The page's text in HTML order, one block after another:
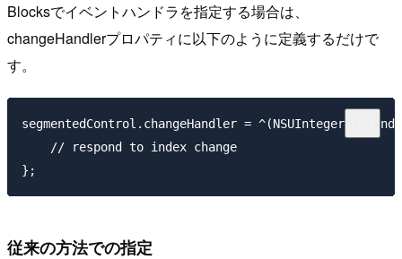
Blocksでイベントハンドラを指定する場合は、
changeHandlerプロパティに以下のように定義するだけで
す。
segmentedControl.changeHandler = ^(NSUInteger
    // respond to index change
従来の方法での指定